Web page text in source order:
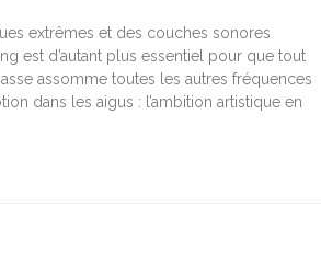
extrêmes et des couches sonores
est d’autant plus essentiel pour que tout
assomme toutes les autres fréquences
dans les aigus : l’ambition artistique en